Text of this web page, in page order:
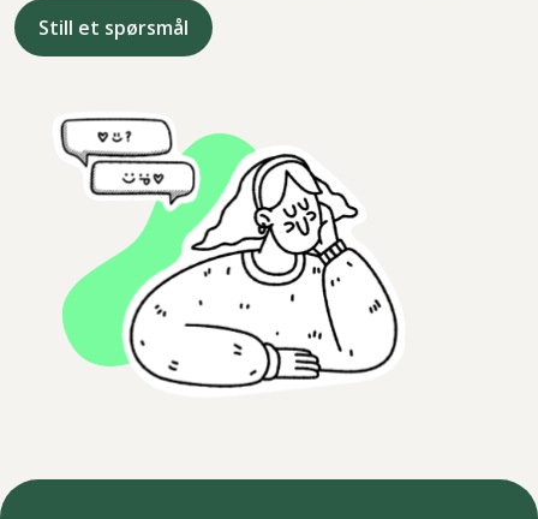
Still et spørsmål